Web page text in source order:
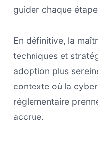
guider chaque
En définitive, la
techniques et
adoption plus
contexte où la
réglementaire
accrue.